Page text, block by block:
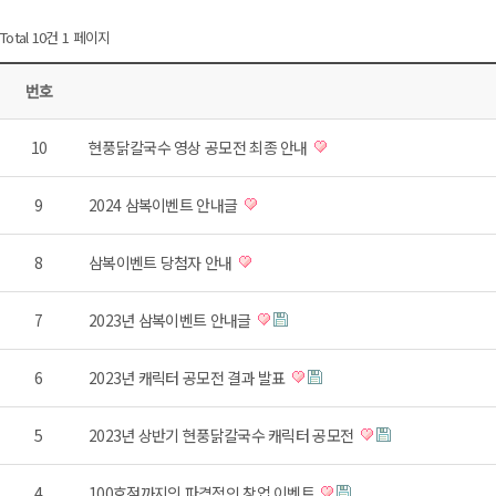
Total 10건 1 페이지
번호
10 현풍닭칼국수 영상 공모전 최종 안내
9 2024 삼복이벤트 안내글
8 삼복이벤트 당첨자 안내
7 2023년 삼복이벤트 안내글
6 2023년 캐릭터 공모전 결과 발표
5 2023년 상반기 현풍닭칼국수 캐릭터 공모전